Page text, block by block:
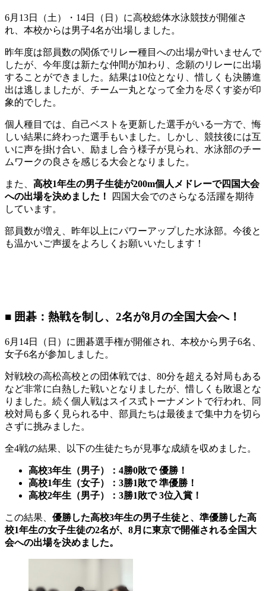
6月13日（土）・14日（日）に高校総体水泳競技が開催さ
れ、本校からは男子4名が出場しました。
昨年度は部員数の関係でリレー種目への出場が叶いませんで
したが、今年度は新たな仲間が加わり、念願のリレーに出場
することができました。結果は10位となり、惜しくも決勝進
出は逃しましたが、チーム一丸となって全力を尽くす姿が印
象的でした。
個人種目では、自己ベストを更新した選手がいる一方で、悔
しい結果に終わった選手もいました。しかし、競技後には互
いに声を掛け合い、励まし合う様子が見られ、水泳部のチー
ムワークの良さを感じる大会となりました。
また、 高校1年生の男子生徒が200m個人メドレーで四国大会
への出場を決めました！
四国大会でのさらなる活躍を期待
しています。
部員数が増え、昨年以上にパワーアップした水泳部。今後と
も温かいご声援をよろしくお願いいたします！
■ 囲碁：熱戦を制し、2名が8月の全国大会へ！
6月14日（日）に囲碁選手権が開催され、本校から男子6名、
女子6名が参加しました。
対戦校の高松高校との団体戦では、80分を超える対局もある
など非常に白熱した戦いとなりましたが、惜しくも敗退とな
りました。続く個人戦はスイス式トーナメントで行われ、同
校対局も多く見られる中、部員たちは最後まで集中力を切ら
さずに挑みました。
全4戦の結果、以下の生徒たちが見事な成績を収めました。
高校3年生（男子）：4勝0敗で 優勝！
高校1年生（女子）：3勝1敗で 準優勝！
高校2年生（男子）：3勝1敗で 3位入賞！
この結果、 優勝した高校3年生の男子生徒と、準優勝した高
校1年生の女子生徒の2名が、8月に東京で開催される全国大
会への出場を決めました。